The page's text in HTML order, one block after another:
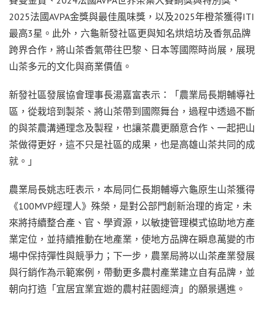
2025法國AVPA金獎與最佳風味獎，以及2025年橙茶獲得ITI
最高3星。此外，六龜新發社區更與知名烘焙坊及香氛品牌
跨界合作，將山茶香氣帶往巴黎、日本等國際時尚展，展現
山茶多元的文化與商業價值。
新發社區發展協會理事長湯嘉富表示：「農業局長期輔導社
區，從栽培到製茶、將山茶帶到國際舞台，過程中透過不斷
的與茶農溝通理念及製程，也讓茶農更願意合作、一起把山
茶做得更好，這不只是社區的成果，也是高雄山茶共同的成
就。」
農業局長姚志旺表示，本局同仁長期輔導六龜原生山茶獲得
《100MVP經理人》殊榮，是對公部門創新治理的肯定，未
來將持續整合產、官、學資源，以敏捷管理模式協助地方產
業定位，並持續推動在地產業，使地方品牌在瞬息萬變的市
場中保持彈性與競爭力；下一步，農業局將以山茶產業發展
與行銷作為示範案例，帶動更多農村產業建立自有品牌，並
朝向打造「宜居宜業宜遊的農村莊園經濟」的願景邁進。